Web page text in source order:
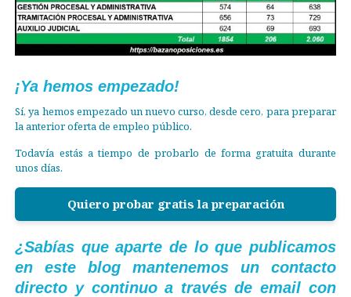
¡Ya hemos empezado!
Sí, ya hemos empezado un nuevo curso, desde cero, para preparar
la anterior oferta de empleo público.
Todavía estás a tiempo de probarlo de forma gratuita durante
unos días.
Quiero probar gratis la preparación
¿Sabías que aparte de lo que publicamos
en este blog mantenemos un contacto
directo y continuo a través de email con